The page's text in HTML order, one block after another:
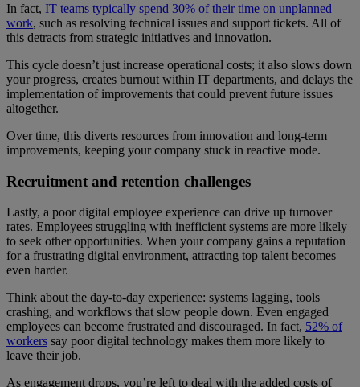
In fact, IT teams typically spend 30% of their time on unplanned
work, such as resolving technical issues and support tickets. All of
this detracts from strategic initiatives and innovation.
This cycle doesn’t just increase operational costs; it also slows down
your progress, creates burnout within IT departments, and delays the
implementation of improvements that could prevent future issues
altogether.
Over time, this diverts resources from innovation and long-term
improvements, keeping your company stuck in reactive mode.
Recruitment and retention challenges
Lastly, a poor digital employee experience can drive up turnover
rates. Employees struggling with inefficient systems are more likely
to seek other opportunities. When your company gains a reputation
for a frustrating digital environment, attracting top talent becomes
even harder.
Think about the day-to-day experience: systems lagging, tools
crashing, and workflows that slow people down. Even engaged
employees can become frustrated and discouraged. In fact, 52% of
workers say poor digital technology makes them more likely to
leave their job.
As engagement drops, you’re left to deal with the added costs of